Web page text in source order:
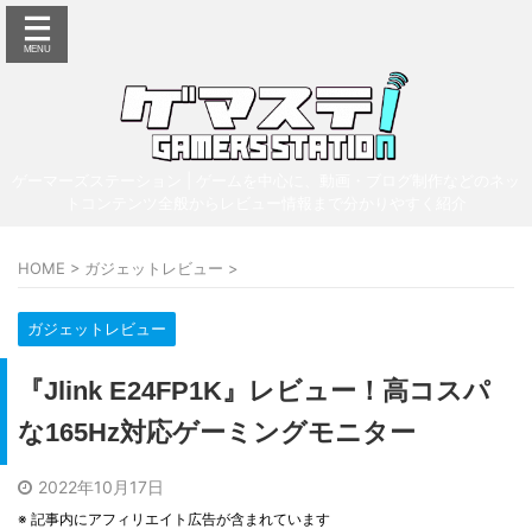
HOME > ガジェットレビュー >
ガジェットレビュー
『Jlink E24FP1K』レビュー！高コスパ
な165Hz対応ゲーミングモニター
2022年10月17日
※ 記事内にアフィリエイト広告が含まれています